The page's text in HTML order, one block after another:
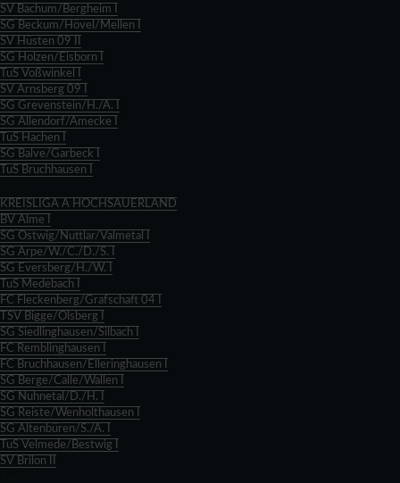
SV Bachum/Bergheim I
SG Beckum/Hövel/Mellen I
SV Hüsten 09 II
SG Holzen/Eisborn I
TuS Voßwinkel I
SV Arnsberg 09 I
SG Grevenstein/H./A. I
SG Allendorf/Amecke I
TuS Hachen I
SG Balve/Garbeck I
TuS Bruchhausen I
KREISLIGA A HOCHSAUERLAND
BV Alme I
SG Ostwig/Nuttlar/Valmetal I
SG Arpe/W./C./D./S. I
SG Eversberg/H./W. I
TuS Medebach I
FC Fleckenberg/Grafschaft 04 I
TSV Bigge/Olsberg I
SG Siedlinghausen/Silbach I
FC Remblinghausen I
FC Bruchhausen/Elleringhausen I
SG Berge/Calle/Wallen I
SG Nuhnetal/D./H. I
SG Reiste/Wenholthausen I
SG Altenbüren/S./A. I
TuS Velmede/Bestwig I
SV Brilon II